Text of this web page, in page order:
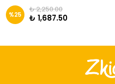
%25
₺ 2,250.00
₺ 1,687.50